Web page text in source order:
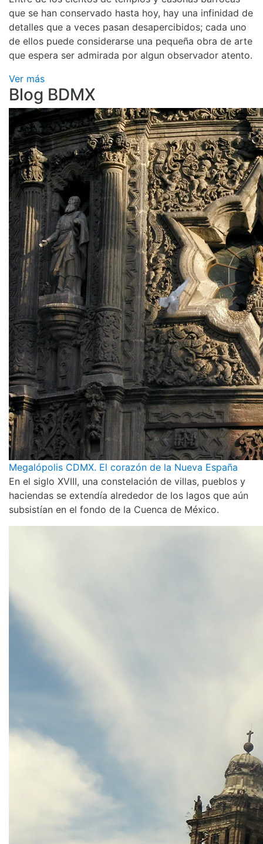
que se han conservado hasta hoy, hay una infinidad de
detalles que a veces pasan desapercibidos; cada uno
de ellos puede considerarse una pequeña obra de arte
que espera ser admirada por algun observador atento.
Ver más
Blog BDMX
Megalópolis CDMX. El corazón de la Nueva España
En el siglo XVIII, una constelación de villas, pueblos y
haciendas se extendía alrededor de los lagos que aún
subsistían en el fondo de la Cuenca de México.